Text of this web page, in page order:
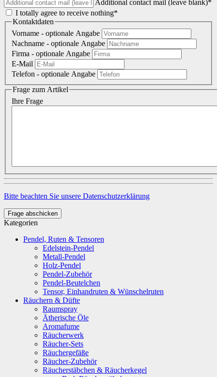
Additional contact mail (leave blank)*
I totally agree to receive nothing*
Kontaktdaten
Vorname - optionale Angabe
Nachname - optionale Angabe
Firma - optionale Angabe
E-Mail
Telefon - optionale Angabe
Frage zum Artikel
Ihre Frage
Bitte beachten Sie unsere Datenschutzerklärung
Frage abschicken
Kategorien
Pendel, Ruten & Tensoren
Edelstein-Pendel
Metall-Pendel
Holz-Pendel
Pendel-Zubehör
Pendel-Beutelchen
Tensor, Einhandruten & Wünschelruten
Räuchern & Düfte
Raumspray
Ätherische Öle
Aromafume
Räucherwerk
Räucher-Sets
Räuchergefäße
Räucher-Zubehör
Räucherstäbchen & Räucherkegel